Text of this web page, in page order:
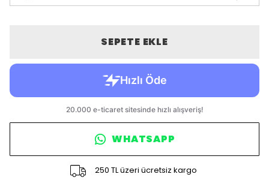
SEPETE EKLE
WHATSAPP
250 TL üzeri ücretsiz kargo